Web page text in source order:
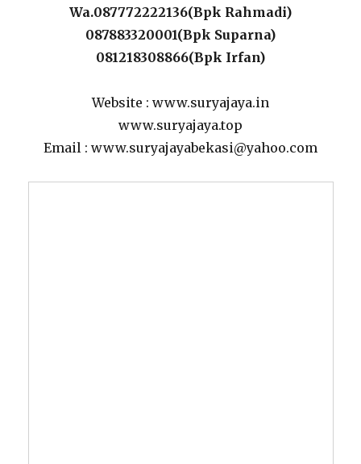
Wa.087772222136(Bpk Rahmadi)
087883320001(Bpk Suparna)
081218308866(Bpk Irfan)
Website : www.suryajaya.in
www.suryajaya.top
Email : www.suryajayabekasi@yahoo.com